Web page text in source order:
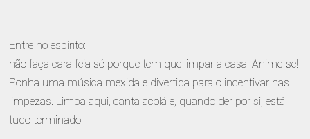
Entre no espírito:
não faça cara feia só porque tem que limpar a casa. Anime-se!
Ponha uma música mexida e divertida para o incentivar nas
limpezas. Limpa aqui, canta acolá e, quando der por si, está
tudo terminado.